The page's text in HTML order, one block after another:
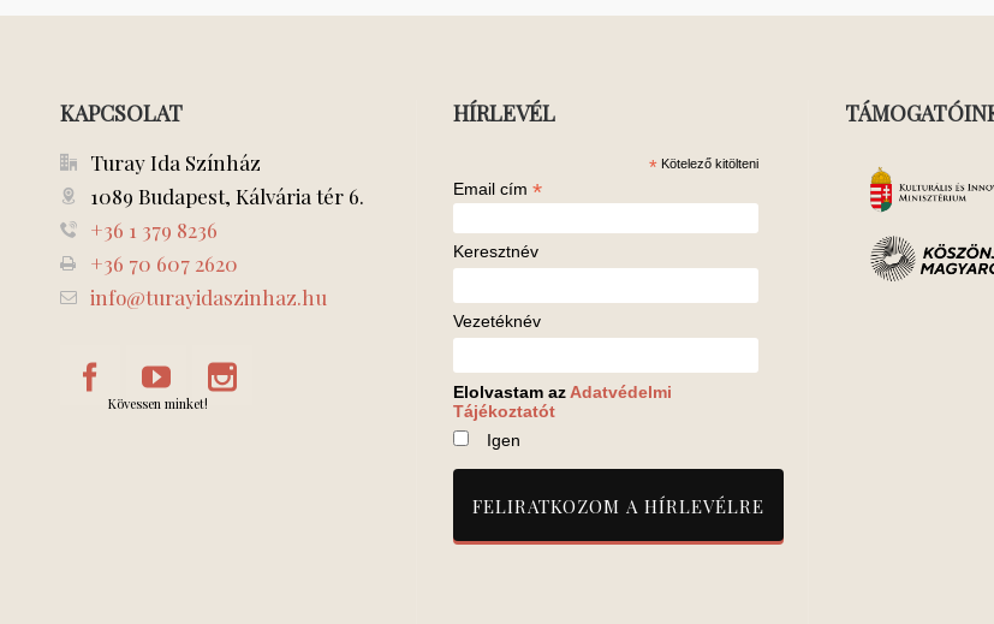
KAPCSOLAT
Turay Ida Színház
1089 Budapest, Kálvária tér 6.
+36 1 379 8236
+36 70 607 2620
info@turayidaszinhaz.hu
Kövessen minket!
HÍRLEVÉL
* Kötelező kitölteni
Email cím *
Keresztnév
Vezetéknév
Elolvastam az Adatvédelmi
Tájékoztatót
Igen